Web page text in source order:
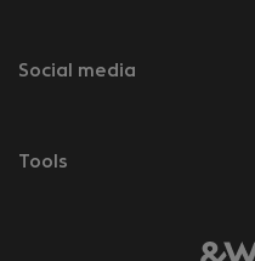
Social media
Tools